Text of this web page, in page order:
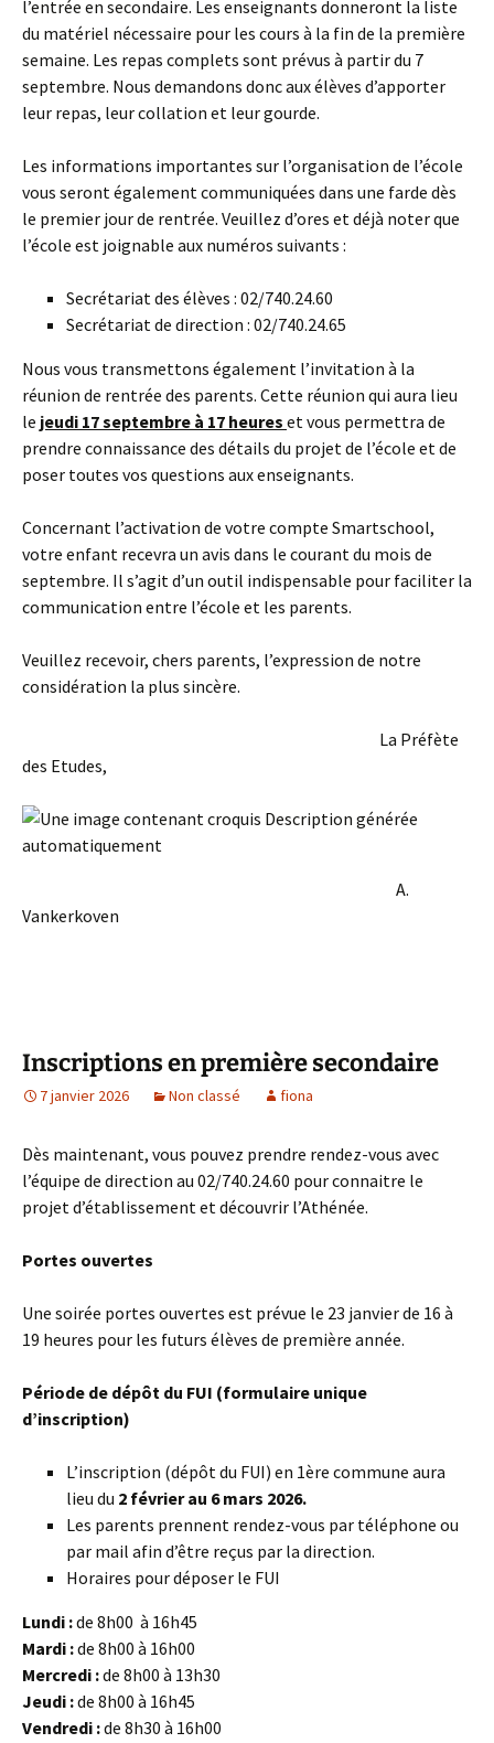
l’entrée en secondaire. Les enseignants donneront la liste
du matériel nécessaire pour les cours à la fin de la première
semaine. Les repas complets sont prévus à partir du 7
septembre. Nous demandons donc aux élèves d’apporter
leur repas, leur collation et leur gourde.
Les informations importantes sur l’organisation de l’école
vous seront également communiquées dans une farde dès
le premier jour de rentrée. Veuillez d’ores et déjà noter que
l’école est joignable aux numéros suivants :
Secrétariat des élèves : 02/740.24.60
Secrétariat de direction : 02/740.24.65
Nous vous transmettons également l’invitation à la
réunion de rentrée des parents. Cette réunion qui aura lieu
le jeudi 17 septembre à 17 heures et vous permettra de
prendre connaissance des détails du projet de l’école et de
poser toutes vos questions aux enseignants.
Concernant l’activation de votre compte Smartschool,
votre enfant recevra un avis dans le courant du mois de
septembre. Il s’agit d’un outil indispensable pour faciliter la
communication entre l’école et les parents.
Veuillez recevoir, chers parents, l’expression de notre
considération la plus sincère.
La Préfète
des Etudes,
A.
Vankerkoven
Inscriptions en première secondaire
7 janvier 2026 Non classé fiona
Dès maintenant, vous pouvez prendre rendez-vous avec
l’équipe de direction au 02/740.24.60 pour connaitre le
projet d’établissement et découvrir l’Athénée.
Portes ouvertes
Une soirée portes ouvertes est prévue le 23 janvier de 16 à
19 heures pour les futurs élèves de première année.
Période de dépôt du FUI (formulaire unique
d’inscription)
L’inscription (dépôt du FUI) en 1ère commune aura
lieu du 2 février au 6 mars 2026.
Les parents prennent rendez-vous par téléphone ou
par mail afin d’être reçus par la direction.
Horaires pour déposer le FUI
Lundi :de 8h00 à 16h45
Mardi :de 8h00 à 16h00
Mercredi :de 8h00 à 13h30
Jeudi :de 8h00 à 16h45
Vendredi :de 8h30 à 16h00